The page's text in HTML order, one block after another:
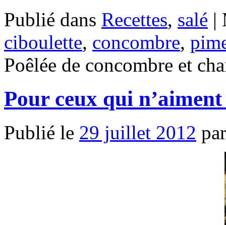
Publié dans Recettes, salé |
ciboulette, concombre,
Poêlée de concombre et
Pour ceux qui
Publié le 29 juillet 2012 par